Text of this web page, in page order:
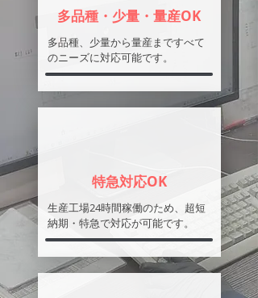
多品種・少量・量産OK
多品種、少量から量産まですべて
のニーズに対応可能です。
特急対応OK
生産工場24時間稼働のため、超短
納期・特急で対応が可能です。